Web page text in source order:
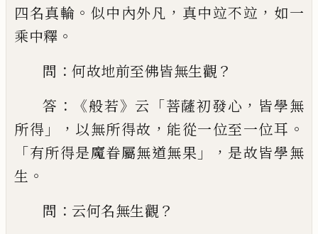
四名真輪 。 似中內外凡 ， 真中竝不竝 ， 如一
乘中釋 。
問 ： 何故地前至佛皆無生觀 ？
答 ：《般若》 云 「菩薩初發心 ， 皆學無
所得 」， 以無所得故 ， 能從一位至一位耳 。
「有所得是魔眷屬無道無果 」， 是故皆學無
生 。
問 ： 云何名無生觀 ？